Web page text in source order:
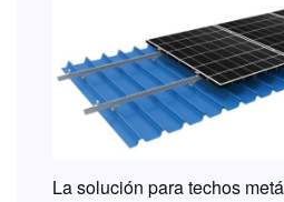
La solución para techos